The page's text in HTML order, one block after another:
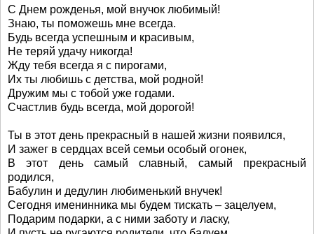
С Днем рожденья, мой внучок любимый!
Знаю, ты поможешь мне всегда.
Будь всегда успешным и красивым,
Не теряй удачу никогда!
Жду тебя всегда я с пирогами,
Их ты любишь с детства, мой родной!
Дружим мы с тобой уже годами.
Счастлив будь всегда, мой дорогой!
Ты в этот день прекрасный в нашей жизни появился,
И зажег в сердцах всей семьи особый огонек,
В этот день самый славный, самый прекрасный
родился,
Бабулин и дедулин любименький внучек!
Сегодня именинника мы будем тискать – зацелуем,
Подарим подарки, а с ними заботу и ласку,